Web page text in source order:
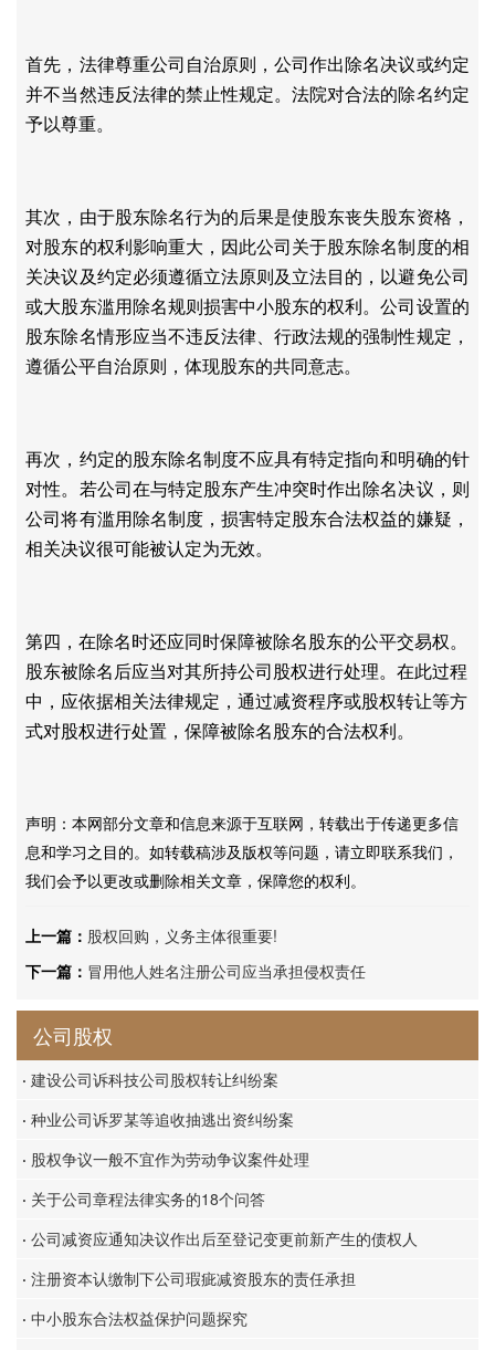
首先，法律尊重公司自治原则，公司作出除名决议或约定
并不当然违反法律的禁止性规定。法院对合法的除名约定
予以尊重。
其次，由于股东除名行为的后果是使股东丧失股东资格，
对股东的权利影响重大，因此公司关于股东除名制度的相
关决议及约定必须遵循立法原则及立法目的，以避免公司
或大股东滥用除名规则损害中小股东的权利。公司设置的
股东除名情形应当不违反法律、行政法规的强制性规定，
遵循公平自治原则，体现股东的共同意志。
再次，约定的股东除名制度不应具有特定指向和明确的针
对性。若公司在与特定股东产生冲突时作出除名决议，则
公司将有滥用除名制度，损害特定股东合法权益的嫌疑，
相关决议很可能被认定为无效。
第四，在除名时还应同时保障被除名股东的公平交易权。
股东被除名后应当对其所持公司股权进行处理。在此过程
中，应依据相关法律规定，通过减资程序或股权转让等方
式对股权进行处置，保障被除名股东的合法权利。
声明：本网部分文章和信息来源于互联网，转载出于传递更多信
息和学习之目的。如转载稿涉及版权等问题，请立即联系我们，
我们会予以更改或删除相关文章，保障您的权利。
上一篇： 股权回购，义务主体很重要!
下一篇： 冒用他人姓名注册公司应当承担侵权责任
公司股权
· 建设公司诉科技公司股权转让纠纷案
· 种业公司诉罗某等追收抽逃出资纠纷案
· 股权争议一般不宜作为劳动争议案件处理
· 关于公司章程法律实务的18个问答
· 公司减资应通知决议作出后至登记变更前新产生的债权人
· 注册资本认缴制下公司瑕疵减资股东的责任承担
· 中小股东合法权益保护问题探究